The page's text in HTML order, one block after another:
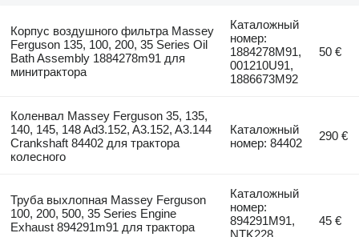
Корпус воздушного фильтра Massey
Ferguson 135, 100, 200, 35 Series Oil
Bath Assembly 1884278m91 для
минитрактора
Каталожный
номер:
1884278M91,
001210U91,
1886673M92
50 €
Коленвал Massey Ferguson 35, 135,
140, 145, 148 Ad3.152, A3.152, A3.144
Crankshaft 84402 для трактора
колесного
Каталожный
номер: 84402
290 €
Труба выхлопная Massey Ferguson
100, 200, 500, 35 Series Engine
Exhaust 894291m91 для трактора
Каталожный
номер:
894291M91,
NTK228,
45 €